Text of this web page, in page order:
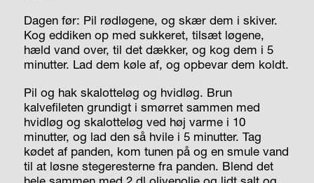
Dagen før: Pil rødløgene, og skær dem i skiver.
Kog eddiken op med sukkeret, tilsæt løgene,
hæld vand over, til det dækker, og kog dem i 5
minutter. Lad dem køle af, og opbevar dem koldt.
Pil og hak skalotteløg og hvidløg. Brun
kalvefileten grundigt i smørret sammen med
hvidløg og skalotteløg ved høj varme i 10
minutter, og lad den så hvile i 5 minutter. Tag
kødet af panden, kom tunen på og en smule vand
til at løsne stegeresterne fra panden. Blend det